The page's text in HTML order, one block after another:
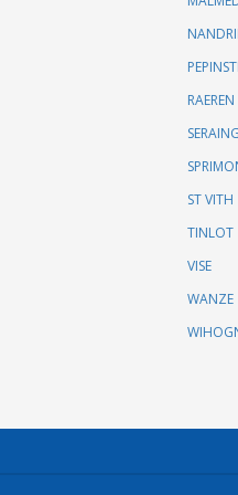
RAEREN
ST VITH
TINLOT
VISE
WANZE